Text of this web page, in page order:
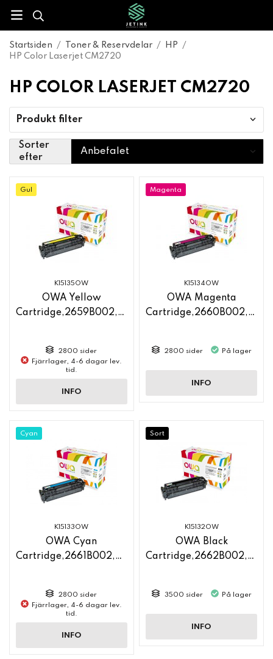
Startsiden / Toner & Reservdelar / HP
/
HP Color Laserjet CM2720
HP COLOR LASERJET CM2720
Produkt filter
Sorter
efter
Gul
K15135OW
OWA Yellow
Cartridge,2659B002,CC532A
2800 sider
Fjärrlager, 4-6 dagar lev.
tid.
INFO
Magenta
K15134OW
OWA Magenta
Cartridge,2660B002,CC533A
2800 sider På lager
INFO
Cyan
K15133OW
OWA Cyan
Cartridge,2661B002,CC531A
2800 sider
Fjärrlager, 4-6 dagar lev.
tid.
INFO
Sort
K15132OW
OWA Black
Cartridge,2662B002,CC530A
3500 sider På lager
INFO